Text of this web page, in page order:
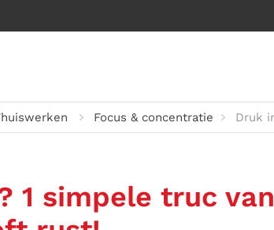
Focus & concentratie Druk
1 simpele truc van